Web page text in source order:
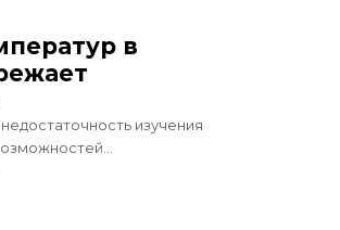
в
изучения
Азии, одном из